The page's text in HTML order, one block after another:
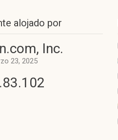
alojado por
Inc.
23, 2025